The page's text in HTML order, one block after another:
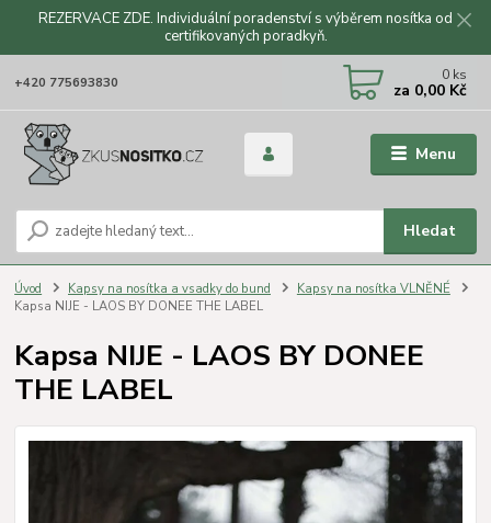
REZERVACE ZDE. Individuální poradenství s výběrem nosítka od
certifikovaných poradkyň.
Menu
Hledat
+420 775693830 0 ks
za 0,00 Kč
Úvod Kapsy na nosítka a vsadky do bund
Kapsy na nosítka VLNĚNÉ
Kapsa NIJE - LAOS BY DONEE THE LABEL
Kapsa NIJE - LAOS BY DONEE
THE LABEL